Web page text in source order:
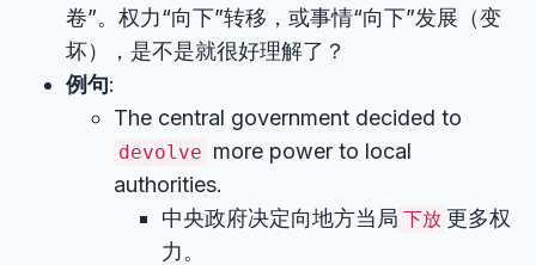
卷”。权力“向下”转移，或事情“向下”发展（变
坏），是不是就很好理解了？
例句:
The central government decided to
devolve more power to local
authorities.
中央政府决定向地方当局 下放 更多权
力。